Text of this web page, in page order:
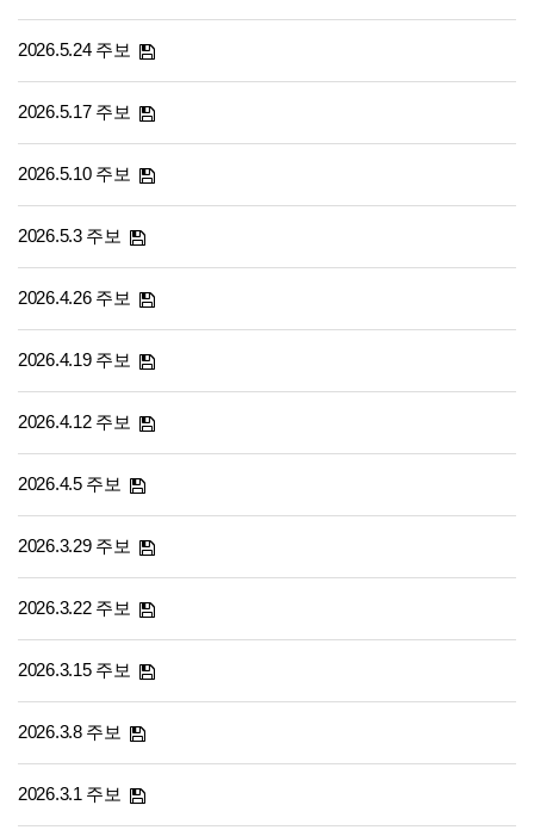
2026.5.24 주보
2026.5.17 주보
2026.5.10 주보
2026.5.3 주보
2026.4.26 주보
2026.4.19 주보
2026.4.12 주보
2026.4.5 주보
2026.3.29 주보
2026.3.22 주보
2026.3.15 주보
2026.3.8 주보
2026.3.1 주보